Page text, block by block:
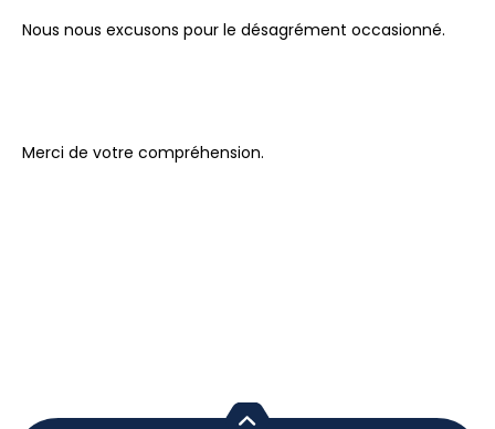
Nous nous excusons pour le désagrément occasionné.
Merci de votre compréhension.